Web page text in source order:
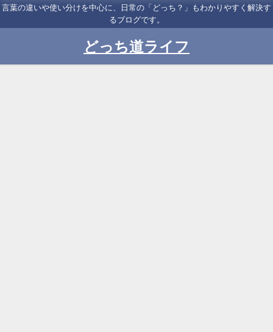
言葉の違いや使い分けを中心に、日常の「どっち？」もわかりやすく解決す
るブログです。
どっち道ライフ